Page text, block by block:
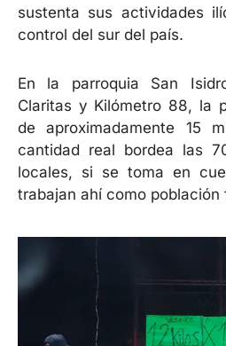
sustenta sus actividades
control del sur del país.
En la parroquia San
Claritas y Kilómetro 88, la
de aproximadamente 15
cantidad real bordea las
locales, si se toma en
trabajan ahí como población